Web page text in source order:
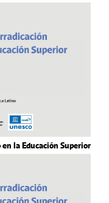
en la Educación Superior